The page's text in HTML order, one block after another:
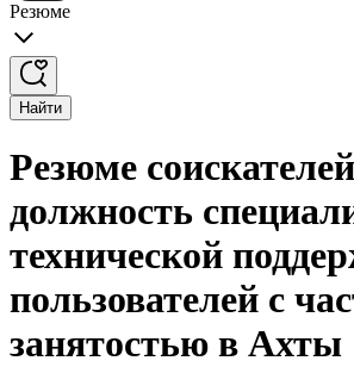
Резюме
Найти
Резюме
должность
технической
пользователей с
занятостью в Ахты